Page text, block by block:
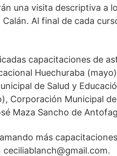
una visita descriptiva a
Calán. Al final de cada
capacitaciones de
Huechuraba
de Salud y
Corporación Municipal
Maza Sancho de
más